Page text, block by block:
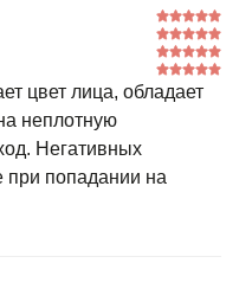
цвет лица, обладает
неплотную
Негативных
при попадании на